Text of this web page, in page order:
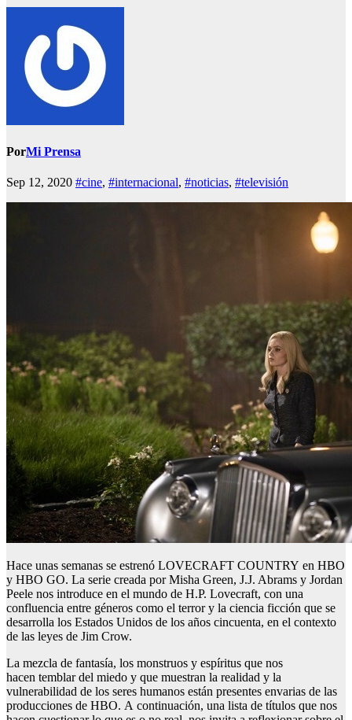
PorMi Prensa
Sep 12, 2020 #cine, #internacional, #noticias, #televisión
Hace unas semanas se estrenó LOVECRAFT COUNTRY en HBO
y HBO GO. La serie creada por Misha Green, J.J. Abrams y Jordan
Peele nos introduce en el mundo de H.P. Lovecraft, con una
confluencia entre géneros como el terror y la ciencia ficción que se
desarrolla los Estados Unidos de los años cincuenta, en el contexto
de las leyes de Jim Crow.
La mezcla de fantasía, los monstruos y espíritus que nos
hacen temblar del miedo y que muestran la realidad y la
vulnerabilidad de los seres humanos están presentes envarias de las
producciones de HBO. A continuación, una lista de títulos que nos